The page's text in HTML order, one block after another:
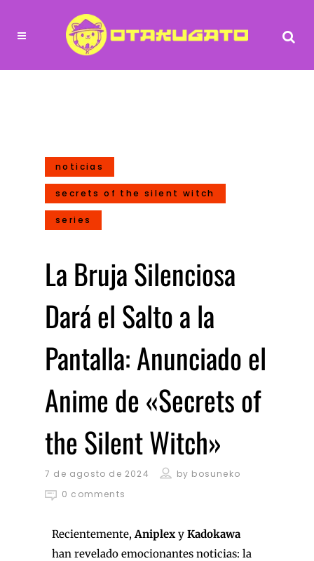
noticias
secrets of the silent witch
series
La Bruja Silenciosa
Dará el Salto a la
Pantalla: Anunciado el
Anime de «Secrets of
the Silent Witch»
7 de agosto de 2024 by bosuneko
0 comments
Recientemente,Aniplexy Kadokawa
han revelado emocionantes noticias: la